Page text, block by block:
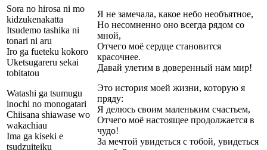
Sora no hirosa ni mo
kidzukenakatta
Itsudemo tashika ni
tonari ni aru
Iro ga fueteku kokoro
Uketsugareru sekai
tobitatou
Watashi ga tsumugu
inochi no monogatari
Chiisana shiawase wo
wakachiau
Ima ga kiseki e
tsudzuiteiku
Я не замечала, какое небо необъятное,
Но несомненно оно всегда рядом со
мной,
Отчего моё сердце становится
красочнее.
Давай улетим в доверенный нам мир!
Это история моей жизни, которую я
пряду:
Я делюсь своим маленьким счастьем,
Отчего моё настоящее продолжается в
чудо!
За мечтой увидеться с тобой, увидеться